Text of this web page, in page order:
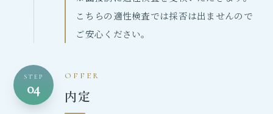
こちらの適性検査では採否は出ませんので
ご安心ください。
STEP
04
OFFER
内定